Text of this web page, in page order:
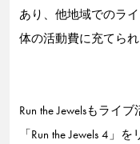
あり、他地域でのラ
体の活動費に充てられ
Run the Jewelsもライ
「Run the Jewels 4」